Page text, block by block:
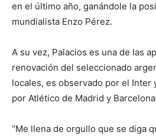
en el último año, ganándole la
mundialista Enzo Pérez.
A su vez, Palacios es una de las
renovación del seleccionado
locales, es observado por el Inter
por Atlético de Madrid y
“Me llena de orgullo que se diga